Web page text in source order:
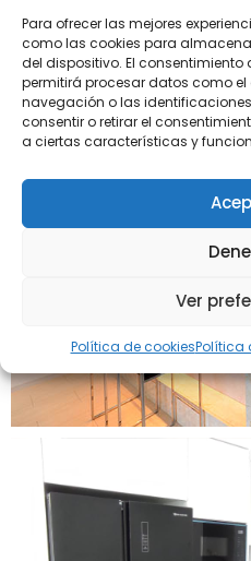
Para ofrecer las mejores
como las cookies para
del dispositivo. El
permitirá procesar datos como
navegación o las
consentir o retirar el
a ciertas características y
Ver
Política de cookiesPolítica
Expertos
cocina